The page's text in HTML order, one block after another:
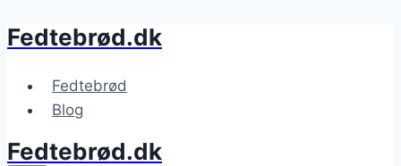
Fortsæt
indhold
Fedtebrød.dk
Fedtebrød
Blog
Fedtebrød.dk